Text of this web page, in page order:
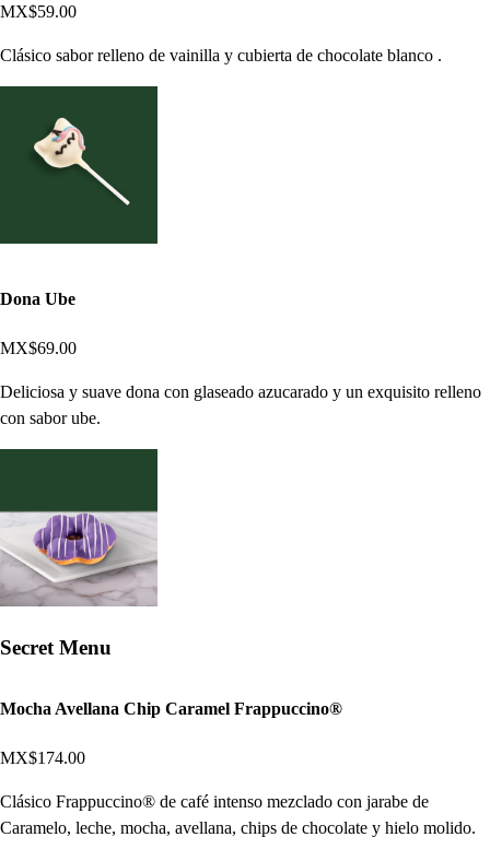
MX$59.00
Clásico sabor relleno de vainilla y cubierta de chocolate blanco .
Dona Ube
MX$69.00
Deliciosa y suave dona con glaseado azucarado y un exquisito relleno
con sabor ube.
Secret Menu
Mocha Avellana Chip Caramel Frappuccino®
MX$174.00
Clásico Frappuccino® de café intenso mezclado con jarabe de
Caramelo, leche, mocha, avellana, chips de chocolate y hielo molido.